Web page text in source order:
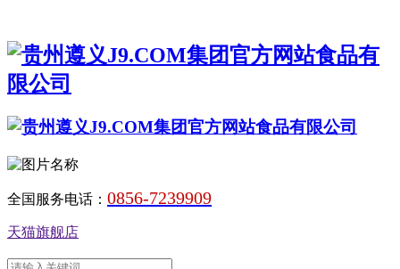
全国服务电话： 0856-7239909
天猫旗舰店